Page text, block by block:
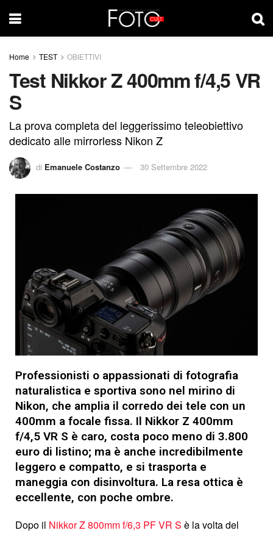
Home TEST OBIETTIVI
Test Nikkor Z 400mm f/4,5 VR
S
La prova completa del leggerissimo teleobiettivo
dedicato alle mirrorless Nikon Z
di Emanuele Costanzo 30 Settembre 2022
Professionisti o appassionati di fotografia
naturalistica e sportiva sono nel mirino di
Nikon, che amplia il corredo dei tele con un
400mm a focale fissa. Il Nikkor Z 400mm
f/4,5 VR S è caro, costa poco meno di 3.800
euro di listino; ma è anche incredibilmente
leggero e compatto, e si trasporta e
maneggia con disinvoltura. La resa ottica è
eccellente, con poche ombre.
Dopo il Nikkor Z 800mm f/6,3 PF VR S è la volta del